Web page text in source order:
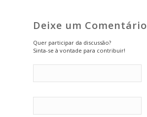
Deixe um Comentário
Quer participar da discussão?
Sinta-se à vontade para contribuir!